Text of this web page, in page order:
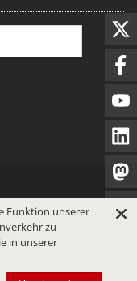
Funktion unserer
zu
in unserer